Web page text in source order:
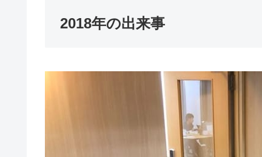
2018年の出来事